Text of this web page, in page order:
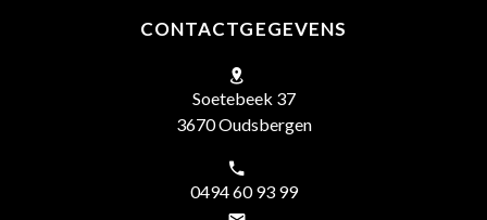
CONTACTGEGEVENS
Soetebeek 37
3670 Oudsbergen
0494 60 93 99